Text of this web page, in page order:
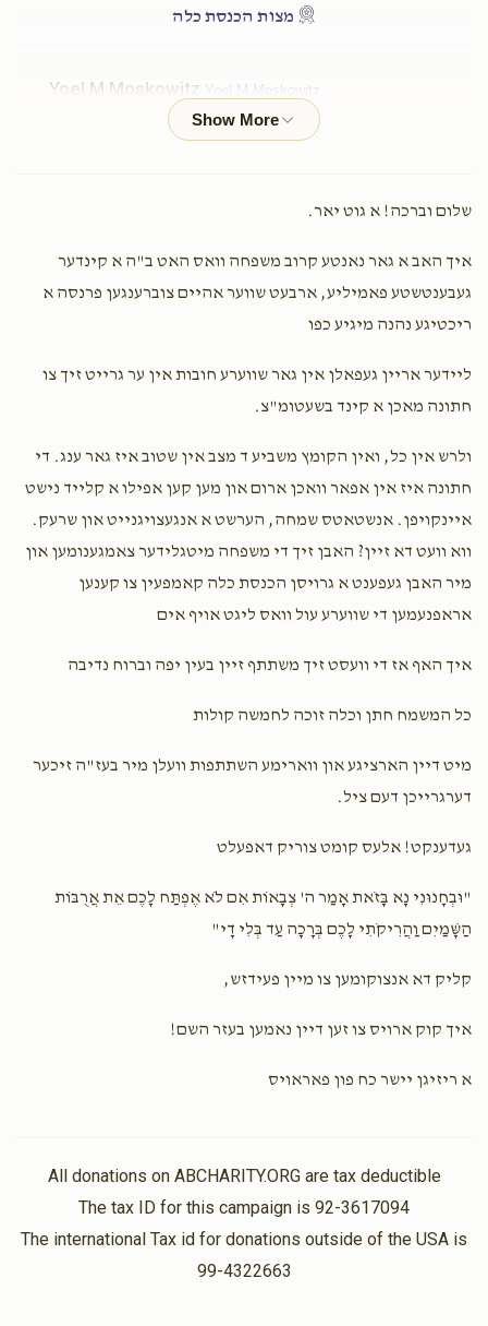
דירה חתן כלה
יום החופה
$3,600.00
$4,000.00
שבת שבע ברכות
$6,500.00
זאַל חתונה נאכט
$7,200.00
סעודת החתונה
$8,000.00
מצות הכנסת כלה
Yoel M Moskowitz Yoel M Moskowitz
2 years ago $18.00
Yoel M Moskowitz
2 years ago $100.00
שותף לדבר מצוה
$72.00
שלום וברכה! א גוט יאר.
איך האב א גאר נאנטע קרוב משפחה וואס האט ב"ה א קינדער
געבענטשטע פאמיליע, ארבעט שווער אהיים צוברענגען פרנסה א
ריכטיגע נהנה מיגיע כפו
ליידער אריין געפאלן אין גאר שווערע חובות אין ער גרייט זיך צו
חתונה מאכן א קינד בשעטומ"צ.
ולרש אין כל, ואין הקומץ משביע ד מצב אין שטוב איז גאר ענג. די
חתונה איז אין אפאר וואכן ארום און מען קען אפילו א קלייד נישט
איינקויפן. אנשטאטס שמחה, הערשט א אנגעצויגנייט און שרעק.
ווא וועט דא זיין? האבן זיך די משפחה מיטגלידער צאמגענומען און
מיר האבן געפענט א גרויסן הכנסת כלה קאמפעין צו קענען
אראפנעמען די שווערע עול וואס ליגט אויף אים
איך האף אז די וועסט זיך משתתף זיין בעין יפה וברוח נדיבה
כל המשמח חתן וכלה זוכה לחמשה קולות
מיט דיין הארציגע און ווארימע השתתפות וועלן מיר בעז"ה זיכער
דערגרייכן דעם ציל.
געדענקט! אלעס קומט צוריק דאפעלט
"וּבְחָנוּנִי נָא בָּזֹאת אָמַר ה' צְבָאוֹת אִם לֹא אֶפְתַּח לָכֶם אֵת אֲרֻבּוֹת
הַשָּׁמַיִם וַהֲרִיקֹתִי לָכֶם בְּרָכָה עַד בְּלִי דָי"
קליק דא אנצוקומען צו מיין פעידזש,
איך קוק ארויס צו זען דיין נאמען בעזר השם!
א ריזיגן יישר כח פון פאראויס
All donations on ABCHARITY.ORG are tax deductible
The tax ID for this campaign is 92-3617094
The international Tax id for donations outside of the USA is
99-4322663